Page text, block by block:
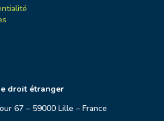
droit étranger
67 – 59000 Lille – France